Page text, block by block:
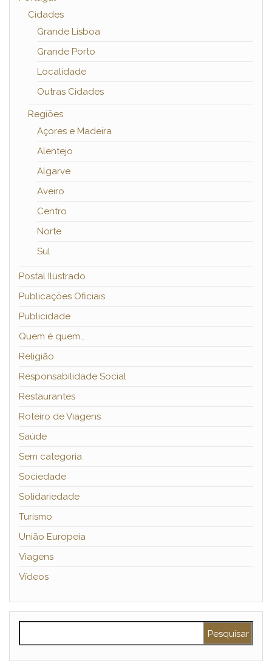
Cidades
Grande Lisboa
Grande Porto
Localidade
Outras Cidades
Regiões
Açores e Madeira
Alentejo
Algarve
Aveiro
Centro
Norte
Sul
Postal Ilustrado
Publicações Oficiais
Publicidade
Quem é quem…
Religião
Responsabilidade Social
Restaurantes
Roteiro de Viagens
Saúde
Sem categoria
Sociedade
Solidariedade
Turismo
União Europeia
Viagens
Vídeos